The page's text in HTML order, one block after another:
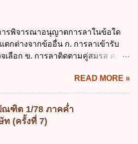
ยได้แห่งละไม่เกินเท่าใร ก. 100,000
บาท ค. 30,000 บาท ง. 10,000
4 ดอกเบี้ยที่เกิดจากการนำเงินทดรอง
คุ้มครองข้อมูลส่วนบุคคล ในกรณีผู้
บุคคลให้ถูกต้อง ก. ร้องทุกข์ ข. ร้อง
อุทธรณ์ ง. ฟ้องร้อง ข้อ 44 หลักการ
งสิทธิในการลบข้อมูลส่วนบุคคล คือ
ลส่วนบุคคล ข. ขอให้ทำลายข้อมูล
ล ค. ทำให้ข้อมูลส่วนบุคคลไม่
ะบุถึงตนได้ ง. ถูกทุกข้อ ข้อ 45
ในการใช้สิทธิลบข้อมูลส่วนบุคคล ข้อ
ารพิจารณาอนุญาตการลาในข้อใด
ตกต่างจากข้ออื่น ก. การลาเข้ารับ
เลือก ข. การลาติดตามคู่สมรส ค.
รวิจัย หรือดูงาน ข้อ 12 ข้อใด ไม่ ถูก
กับการลาไปช่วยเหลือภริยาที่คลอด
ต้องเป็นภริยาโดยชอบด้วยกฎหมาย ข.
งครั้งเดียว ค. ต้องลาภายใน 90 วัน
ที่คลอดบุตร ง. ลาได้ครั้งหนึ่งติดต่อ
15 วันทำการ ข้อ 13 สิทธิลากิจส่วน
READ MORE »
ณฑิต 1/78 ภาคค่ำ
(ครั้งที่ 7)